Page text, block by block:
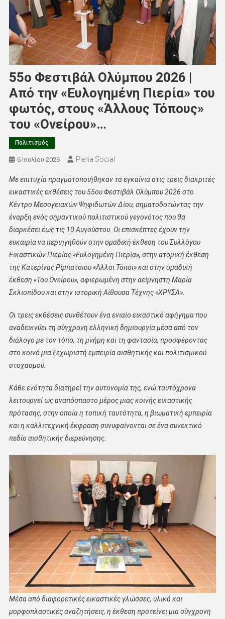
55ο Φεστιβάλ Ολύμπου 2026 |
Από την «Ευλογημένη Πιερία» του
φωτός, στους «Άλλους Τόπους»
του «Ονείρου»…
Πολιτισμός
6 Ιουλίου 2026 Pieria Social
Με επιτυχία πραγματοποιήθηκαν τα εγκαίνια στις τρεις διακριτές
εικαστικές εκθέσεις του 55ου Φεστιβάλ Ολύμπου 2026 στο
Κέντρο Μεσογειακών Ψηφιδωτών Δίου, σηματοδοτώντας την
έναρξη ενός σημαντικού πολιτιστικού γεγονότος που θα
διαρκέσει έως τις 10 Αυγούστου. Οι επισκέπτες έχουν την
ευκαιρία να περιηγηθούν στην ομαδική έκθεση του Συλλόγου
Εικαστικών Πιερίας «Ευλογημένη Πιερία», στην ατομική έκθεση
της Κατερίνας Ρίμπατσιου «Άλλοι Τόποι» και στην ομαδική
έκθεση «Του Ονείρου», αφιερωμένη στην αείμνηστη Μαρία
Σκλιοπίδου και στην ιστορική Αίθουσα Τέχνης «ΧΡΥΣΑ».
Οι τρεις εκθέσεις συνθέτουν ένα ενιαίο εικαστικό αφήγημα που
αναδεικνύει τη σύγχρονη ελληνική δημιουργία μέσα από τον
διάλογο με τον τόπο, τη μνήμη και τη φαντασία, προσφέροντας
στο κοινό μια ξεχωριστή εμπειρία αισθητικής και πολιτισμικού
στοχασμού.
Κάθε ενότητα διατηρεί την αυτονομία της, ενώ ταυτόχρονα
λειτουργεί ως αναπόσπαστο μέρος μιας κοινής εικαστικής
πρότασης, στην οποία η τοπική ταυτότητα, η βιωματική εμπειρία
και η καλλιτεχνική έκφραση συνυφαίνονται σε ένα συνεκτικό
πεδίο αισθητικής διερεύνησης.
Μέσα από διαφορετικές εικαστικές γλώσσες, υλικά και
μορφοπλαστικές αναζητήσεις, η έκθεση προτείνει μια σύγχρονη